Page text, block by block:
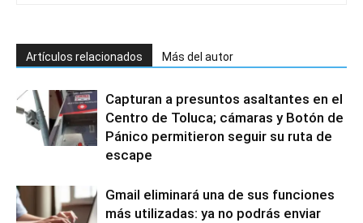
Artículos relacionados Más del autor
Capturan a presuntos asaltantes en el
Centro de Toluca; cámaras y Botón de
Pánico permitieron seguir su ruta de
escape
Gmail eliminará una de sus funciones
más utilizadas: ya no podrás enviar